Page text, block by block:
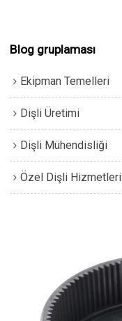
Blog gruplaması
Ekipman Temelleri
Dişli Üretimi
Dişli Mühendisliği
Özel Dişli Hizmetleri